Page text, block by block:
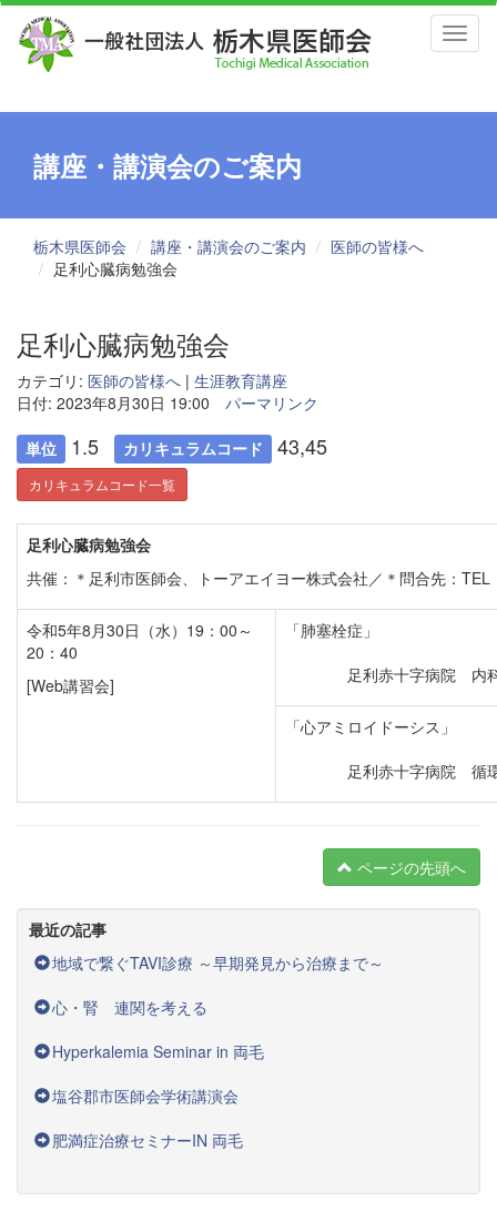
講座・講演会のご案内
栃木県医師会 講座・講演会のご案内
医師の皆様へ
足利心臓病勉強会
足利心臓病勉強会
カテゴリ: 医師の皆様へ | 生涯教育講座
日付: 2023年8月30日 19:00
パーマリンク
単位 1.5 カリキュラムコード 43,45
カリキュラムコード一覧
足利心臓病勉強会
共催：＊足利市医師会、トーアエイヨー株式会社／＊問合先：
令和5年8月30日（水）19：00～
20：40
[Web講習会]
「肺塞栓症」
足利赤十字病院 内
「心アミロイドーシス」
足利赤十字病院 循環
ページの先頭へ
最近の記事
地域で繋ぐTAVI診療 ～早期発見から治療まで～
心・腎 連関を考える
Hyperkalemia Seminar in 両毛
塩谷郡市医師会学術講演会
肥満症治療セミナーIN 両毛